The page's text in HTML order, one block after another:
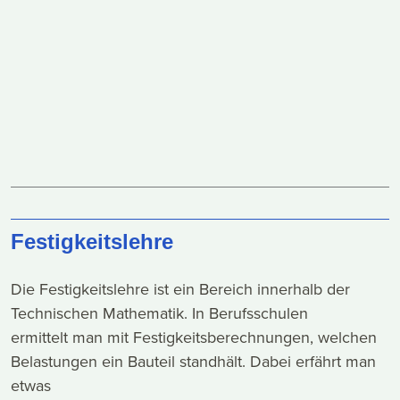
Festigkeitslehre
Die Festigkeitslehre ist ein Bereich innerhalb der
Technischen Mathematik. In Berufsschulen
ermittelt man mit Festigkeitsberechnungen, welchen
Belastungen ein Bauteil standhält. Dabei erfährt man
etwas